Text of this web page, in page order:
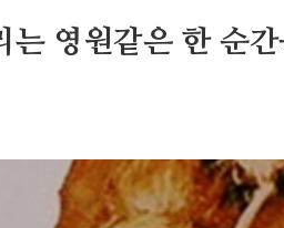
는 영원같은 한 순